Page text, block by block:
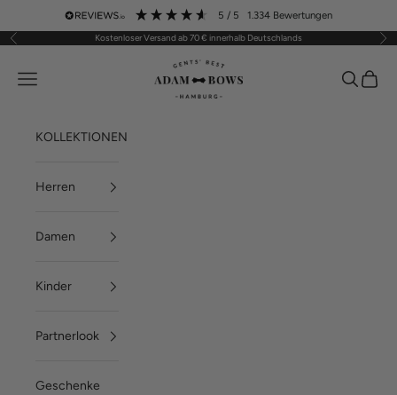
Zum Inhalt springen 5 / 5 1.334 Bewertungen
Zurück Kostenloser Versand ab 70 € innerhalb Deutschlands Vor
ADAM BOWS
Menü Suchen
KOLLEKTIONEN
Herren
Damen
Kinder
Partnerlook
Geschenke